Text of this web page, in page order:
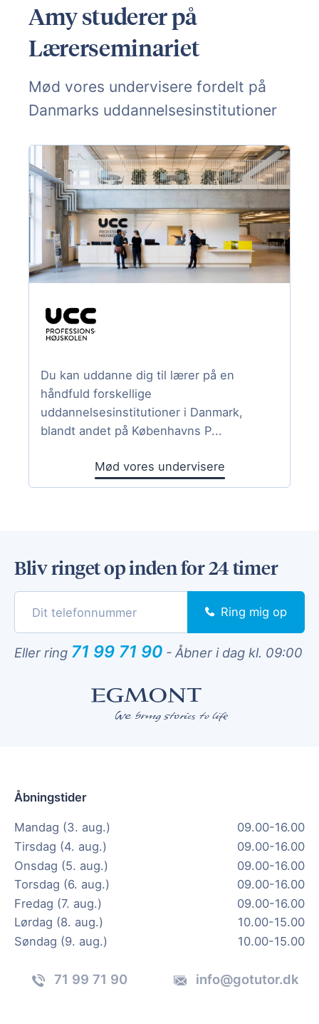
Amy studerer på
Lærerseminariet
Mød vores undervisere fordelt på
Danmarks uddannelsesinstitutioner
Du kan uddanne dig til lærer på en
håndfuld forskellige
uddannelsesinstitutioner i Danmark,
blandt andet på Københavns P...
Mød vores undervisere
Bliv ringet op inden for 24 timer
Ring mig op
Eller ring 71 99 71 90 - Åbner i dag kl. 09:00
Åbningstider
Mandag (3. aug.)
09.00-16.00
Tirsdag (4. aug.)
09.00-16.00
Onsdag (5. aug.)
09.00-16.00
Torsdag (6. aug.)
09.00-16.00
Fredag (7. aug.)
09.00-16.00
Lørdag (8. aug.)
10.00-15.00
Søndag (9. aug.)
10.00-15.00
71 99 71 90 info@gotutor.dk